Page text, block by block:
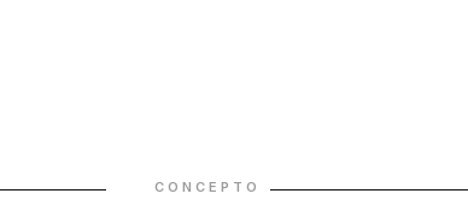
CONCEPTO